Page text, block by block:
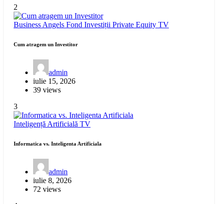
2
Business Angels Fond Investiții Private Equity TV
Cum atragem un Investitor
admin
iulie 15, 2026
39 views
3
Inteligență Artificială TV
Informatica vs. Inteligenta Artificiala
admin
iulie 8, 2026
72 views